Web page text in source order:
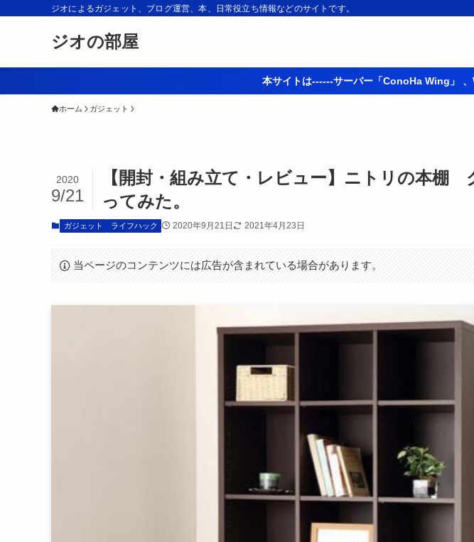
ジオによるガジェット、ブログ運営、本、日常役立ち情報などのサイトです。
ジオの部屋
本サイトは------サーバー「ConoHa Wing」
ホーム ガジェット
【開封・組み立て・レビュー】ニトリの本棚
ってみた。
2020
9/21
ガジェット ライフハック 2020年9月21日 2021年4月23日
当ページのコンテンツには広告が含まれている場合があります。